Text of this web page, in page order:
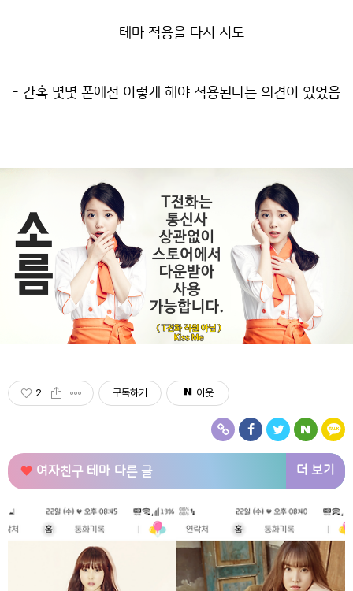
- 테마 적용을 다시 시도
- 간혹 몇몇 폰에선 이렇게 해야 적용된다는 의견이 있었음
2 구독하기 이웃
여자친구 테마 다른 글 더 보기